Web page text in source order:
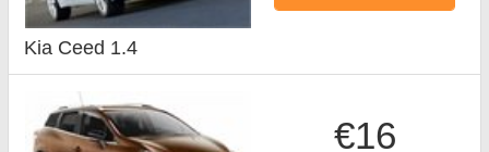
Kia Ceed 1.4
€16